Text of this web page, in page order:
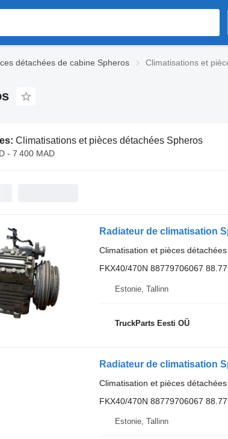
détachées de cabine Spheros Climatisations et
Climatisations et pièces détachées Spheros
- 7 400 MAD
Radiateur de climatisation
Climatisation et pièces
FKX40/470N 88779706067
Estonie, Tallinn
TruckParts Eesti OÜ
Radiateur de climatisation
Climatisation et pièces
FKX40/470N 88779706067
Estonie, Tallinn